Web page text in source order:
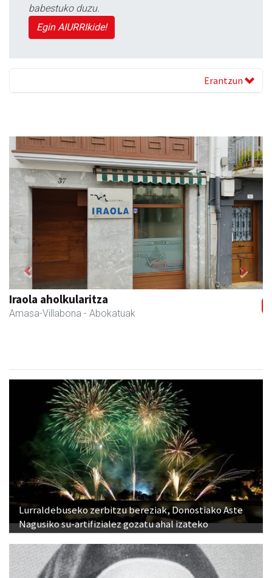
babestuko duzu.
Egin AIURRIkide!
Erantzun
Amasa kafetegia
Amasa-Villabona - Gozotegiak
Previous Next
Lurraldebuseko zerbitzu bereziak, Donostiako Aste
Nagusiko su-artifizialez gozatu ahal izateko